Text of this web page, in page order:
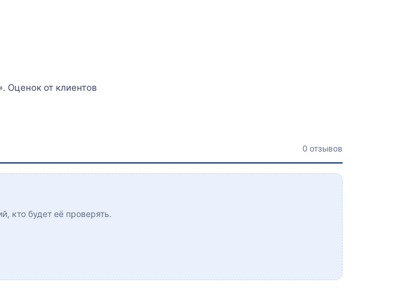
Оценок от клиентов
0 отзывов
кто будет её проверять.